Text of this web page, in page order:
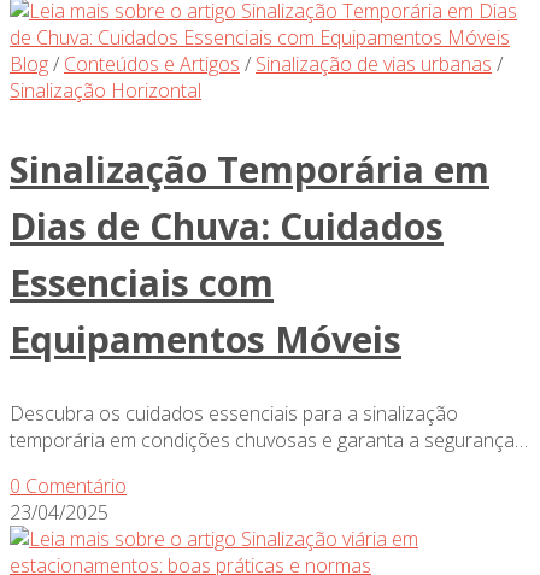
Blog/ Conteúdos e Artigos / Sinalização de vias urbanas /
Sinalização Horizontal
Sinalização Temporária em
Dias de Chuva: Cuidados
Essenciais com
Equipamentos Móveis
Descubra os cuidados essenciais para a sinalização
temporária em condições chuvosas e garanta a segurança…
0 Comentário
23/04/2025